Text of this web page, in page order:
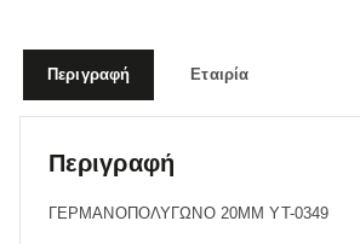
Περιγραφή Εταιρία
Περιγραφή
ΓΕΡΜΑΝΟΠΟΛΥΓΩΝΟ 20MM YT-0349